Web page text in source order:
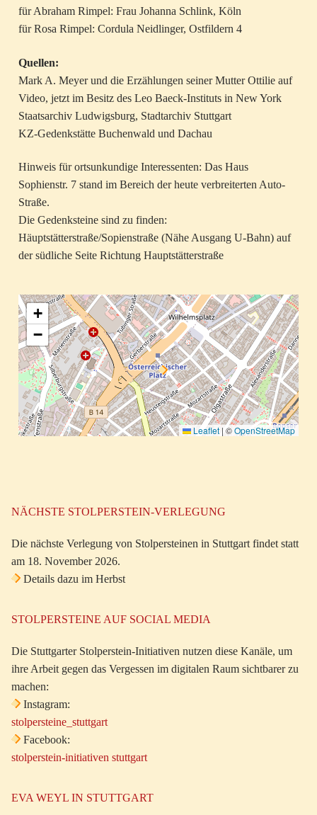
für Abraham Rimpel: Frau Johanna Schlink, Köln
für Rosa Rimpel: Cordula Neidlinger, Ostfildern 4
Quellen:
Mark A. Meyer und die Erzählungen seiner Mutter Ottilie auf
Video, jetzt im Besitz des Leo Baeck-Instituts in New York
Staatsarchiv Ludwigsburg, Stadtarchiv Stuttgart
KZ-Gedenkstätte Buchenwald und Dachau
Hinweis für ortsunkundige Interessenten: Das Haus
Sophienstr. 7 stand im Bereich der heute verbreiterten Auto-
Straße.
Die Gedenksteine sind zu finden:
Häuptstätterstraße/Sopienstraße (Nähe Ausgang U-Bahn) auf
der südliche Seite Richtung Hauptstätterstraße
+
−
Leaflet | ©OpenStreetMap
NÄCHSTE STOLPERSTEIN-VERLEGUNG
Die nächste Verlegung von Stolpersteinen in Stuttgart findet statt
am 18. November 2026.
Details dazu im Herbst
STOLPERSTEINE AUF SOCIAL MEDIA
Die Stuttgarter Stolperstein-Initiativen nutzen diese Kanäle, um
ihre Arbeit gegen das Vergessen im digitalen Raum sichtbarer zu
machen:
Instagram:
stolpersteine_stuttgart
Facebook:
stolperstein-initiativen stuttgart
EVA WEYL IN STUTTGART